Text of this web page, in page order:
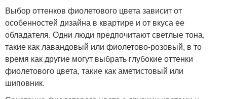
Выбор оттенков фиолетового цвета зависит от
особенностей дизайна в квартире и от вкуса ее
обладателя. Одни люди предпочитают светлые тона,
такие как лавандовый или фиолетово-розовый, в то
время как другие могут выбрать глубокие оттенки
фиолетового цвета, такие как аметистовый или
шиповник.